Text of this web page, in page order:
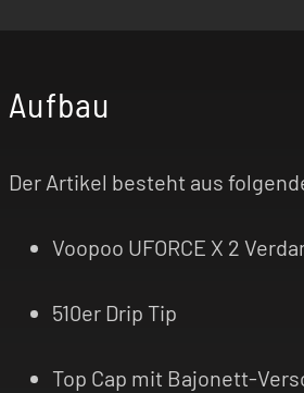
Aufbau
Der Artikel besteht aus
Voopoo UFORCE X 2
510er Drip Tip
Top Cap mit Bajonett-